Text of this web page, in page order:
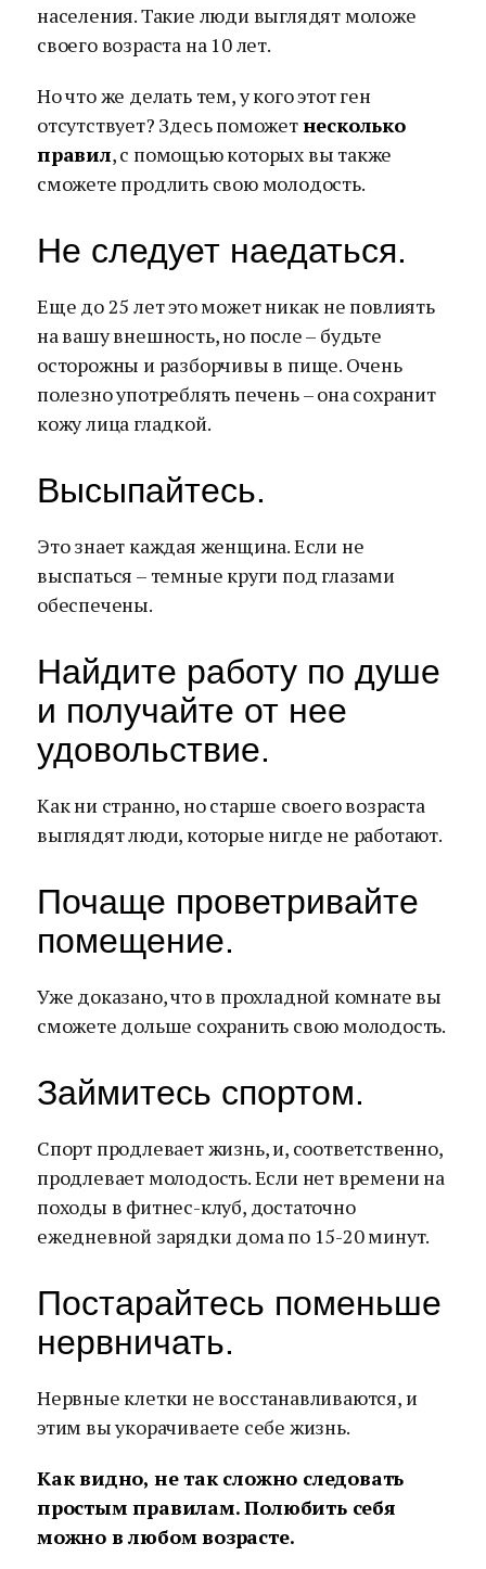
населения. Такие люди выглядят моложе
своего возраста на 10 лет.
Но что же делать тем, у кого этот ген
отсутствует? Здесь поможетнесколько
правил, с помощью которых вы также
сможете продлить свою молодость.
Не следует наедаться.
Еще до 25 лет это может никак не повлиять
на вашу внешность, но после – будьте
осторожны и разборчивы в пище. Очень
полезно употреблять печень – она сохранит
кожу лица гладкой.
Высыпайтесь.
Это знает каждая женщина. Если не
выспаться – темные круги под глазами
обеспечены.
Найдите работу по душе
и получайте от нее
удовольствие.
Как ни странно, но старше своего возраста
выглядят люди, которые нигде не работают.
Почаще проветривайте
помещение.
Уже доказано, что в прохладной комнате вы
сможете дольше сохранить свою молодость.
Займитесь спортом.
Спорт продлевает жизнь, и, соответственно,
продлевает молодость. Если нет времени на
походы в фитнес-клуб, достаточно
ежедневной зарядки дома по 15-20 минут.
Постарайтесь поменьше
нервничать.
Нервные клетки не восстанавливаются, и
этим вы укорачиваете себе жизнь.
Как видно, не так сложно следовать
простым правилам. Полюбить себя
можно в любом возрасте.